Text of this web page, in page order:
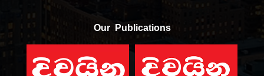
Our Publications